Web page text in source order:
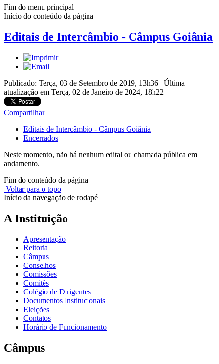
Fim do menu principal
Início do conteúdo da página
Editais de Intercâmbio - Câmpus Goiânia
Publicado: Terça, 03 de Setembro de 2019, 13h36 | Última
atualização em Terça, 02 de Janeiro de 2024, 18h22
Compartilhar
Editais de Intercâmbio - Câmpus Goiânia
Encerrados
Neste momento, não há nenhum edital ou chamada pública em
andamento.
Fim do conteúdo da página
Voltar para o topo
Início da navegação de rodapé
A Instituição
Apresentação
Reitoria
Câmpus
Conselhos
Comissões
Comitês
Colégio de Dirigentes
Documentos Institucionais
Eleições
Contatos
Horário de Funcionamento
Câmpus